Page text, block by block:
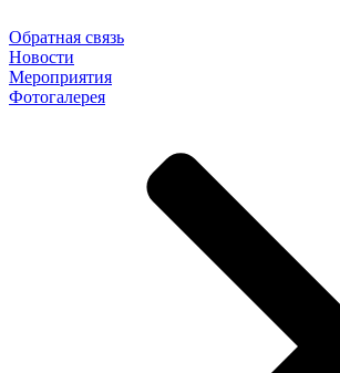
Обратная связь
Новости
Мероприятия
Фотогалерея